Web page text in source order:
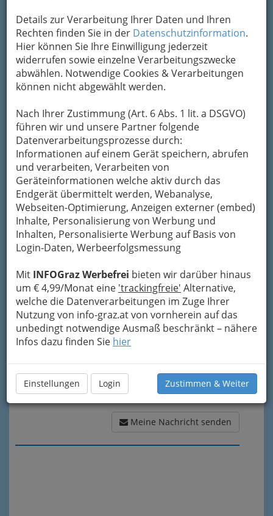
Details zur Verarbeitung Ihrer Daten und Ihren
Rechten finden Sie in der Datenschutzinformation.
Hier können Sie Ihre Einwilligung jederzeit
widerrufen sowie einzelne Verarbeitungszwecke
abwählen. Notwendige Cookies & Verarbeitungen
können nicht abgewählt werden.
Nach Ihrer Zustimmung (Art. 6 Abs. 1 lit. a DSGVO)
führen wir und unsere Partner folgende
Datenverarbeitungsprozesse durch:
Informationen auf einem Gerät speichern, abrufen
und verarbeiten, Verarbeiten von
Geräteinformationen welche aktiv durch das
Endgerät übermittelt werden, Webanalyse,
Webseiten-Optimierung, Anzeigen externer (embed)
Inhalte, Personalisierung von Werbung und
Inhalten, Personalisierte Werbung auf Basis von
Login-Daten, Werbeerfolgsmessung
Mit INFOGraz Werbefrei bieten wir darüber hinaus
um € 4,99/Monat eine 'trackingfreie' Alternative,
welche die Datenverarbeitungen im Zuge Ihrer
Nutzung von info-graz.at von vornherein auf das
unbedingt notwendige Ausmaß beschränkt – nähere
Infos dazu finden Sie hier
Einstellungen Login Zustimmen & Weiter
Kontaktaufnahme
Um die Info-Graz Firmenvor Spam-Mails zu
bewahren, verwenden wir an dieser Stelle zur
Übermittlung Ihrer Nachricht ein sicheres
Formular. Ihre Nachricht wird nach dem
Absenden umgehend per Mail an das
Unternehmen innovation marketing gmbh.
weitergeleitet.
Mein Name
Meine Email Adresse
Mein Betreff
Meine Nachricht
Meine Nachricht senden